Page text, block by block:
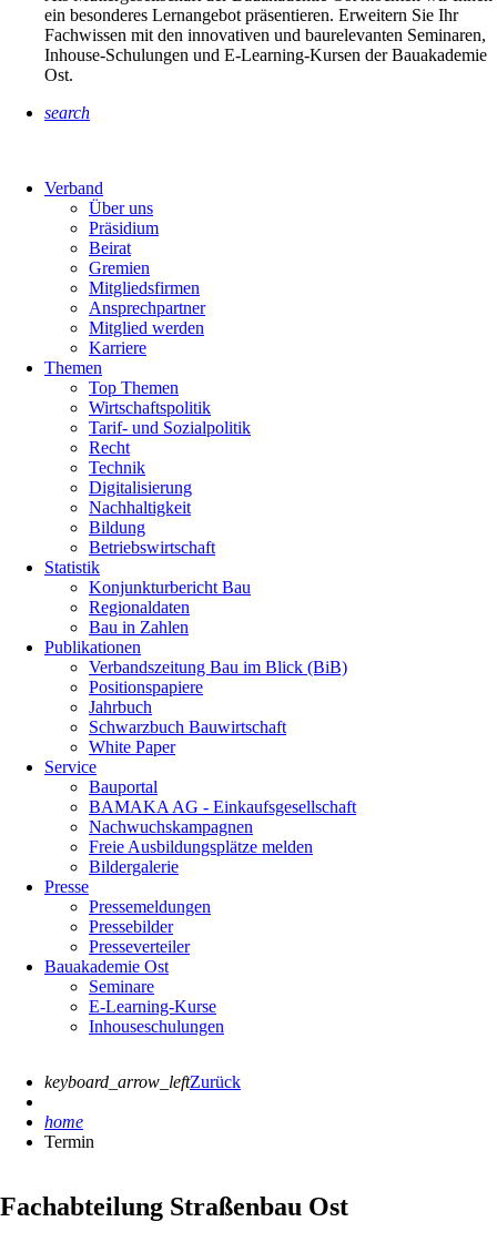
ein besonderes Lernangebot präsentieren. Erweitern Sie Ihr
Fachwissen mit den innovativen und baurelevanten Seminaren,
Inhouse-Schulungen und E-Learning-Kursen der Bauakademie
Ost.
search
Verband
Über uns
Präsidium
Beirat
Gremien
Mitgliedsfirmen
Ansprechpartner
Mitglied werden
Karriere
Themen
Top Themen
Wirtschaftspolitik
Tarif- und Sozialpolitik
Recht
Technik
Digitalisierung
Nachhaltigkeit
Bildung
Betriebswirtschaft
Statistik
Konjunkturbericht Bau
Regionaldaten
Bau in Zahlen
Publikationen
Verbandszeitung Bau im Blick (BiB)
Positionspapiere
Jahrbuch
Schwarzbuch Bauwirtschaft
White Paper
Service
Bauportal
BAMAKA AG - Einkaufsgesellschaft
Nachwuchskampagnen
Freie Ausbildungsplätze melden
Bildergalerie
Presse
Pressemeldungen
Pressebilder
Presseverteiler
Bauakademie Ost
Seminare
E-Learning-Kurse
Inhouseschulungen
keyboard_arrow_leftZurück
home
Termin
Fachabteilung Straßenbau Ost